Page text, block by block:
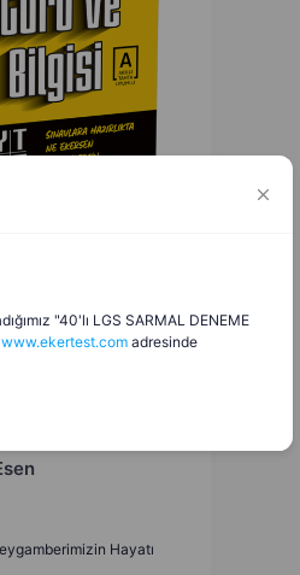
Hayatı
"40'lı LGS SARMAL DENEME
www.ekertest.com adresinde